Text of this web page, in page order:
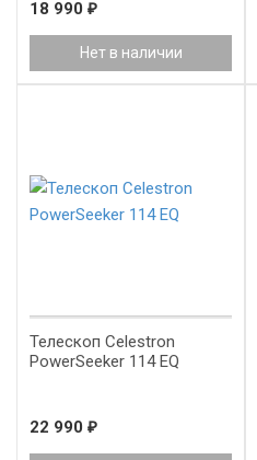
18 990 ₽
Нет в наличии
Телескоп Celestron
PowerSeeker 114 EQ
22 990 ₽